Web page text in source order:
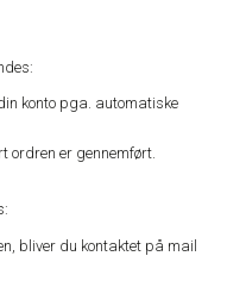
konto pga. automatiske
ordren er gennemført.
bliver du kontaktet på mail